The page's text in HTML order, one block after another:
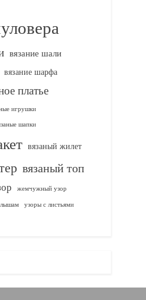
вязание шали
вязание шарфа
платье
игрушки
шапки
вязаный жилет
вязаный топ
жемчужный узор
узоры с листьями